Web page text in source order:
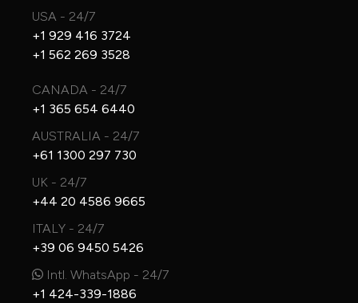
USA - 24/7
+1 929 416 3724
+1 562 269 3528
CANADA - 24/7
+1 365 654 6440
AUSTRALIA - 24/7
+61 1300 297 730
UK - 24/7
+44 20 4586 9665
ITALY - 24/7
+39 06 9450 5426
Intl. WhatsApp - 24/7
+1 424-339-1886